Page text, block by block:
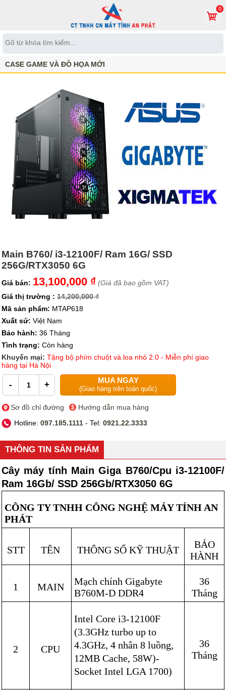
0
CASE GAME VÀ ĐỒ HỌA MỚI
Main B760/ i3-12100F/ Ram 16G/ SSD
256G/RTX3050 6G
Giá bán: 13,100,000 ₫ (Giá đã bao gồm VAT)
Giá thị trường : 14,200,000 ₫
Mã sản phẩm: MTAP618
Xuất sứ: Việt Nam
Bảo hành: 36 Tháng
Tình trạng: Còn hàng
Khuyến mại: Tặng bộ phím chuột và loa nhỏ 2.0 - Miễn phí giao
hàng tại Hà Nội
- + MUA NGAY
(Giao hàng trên toàn quốc)
Sơ đồ chỉ đường
Hướng dẫn mua hàng
Hotline: 097.185.1111 - Tel: 0921.22.3333
THÔNG TIN SẢN PHẨM
Cây máy tính Main Giga B760/Cpu i3-12100F/
Ram 16Gb/ SSD 256Gb/RTX3050 6G
CÔNG TY TNHH CÔNG NGHỆ MÁY TÍNH AN
PHÁT
STT TÊN THÔNG SỐ KỸ THUẬT
BẢO
HÀNH
1 MAIN
Mạch chính Gigabyte
B760M-D DDR4
36
Tháng
2 CPU
Intel Core i3-12100F
(3.3GHz turbo up to
4.3GHz, 4 nhân 8 luồng,
12MB Cache, 58W)-
Socket Intel LGA 1700)
36
Tháng